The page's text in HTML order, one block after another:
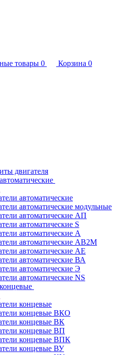
товары 0 Корзина 0
двигателя
автоматические
автоматические модульные
автоматические АП
автоматические S
автоматические А
автоматические АВ2М
автоматические АЕ
автоматические ВА
автоматические Э
автоматические NS
концевые
концевые ВКО
концевые ВК
концевые ВП
концевые ВПК
концевые ВУ